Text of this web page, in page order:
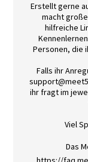
Erstellt gerne
macht
hilfreiche
Personen, die
Falls ihr
ihr fragt im
Viel
Das